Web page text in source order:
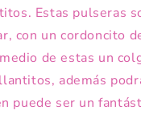
Estas pulseras
con un cordoncito
de estas un
además
puede ser un